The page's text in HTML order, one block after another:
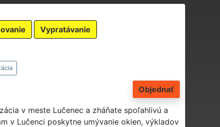
Vypratávanie
Objednať
v meste Lučenec a zháňate spoľahlivú a
v Lučenci poskytne umývanie okien, výkladov